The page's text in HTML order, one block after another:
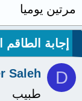
مرتين يوميا
إجابة الطاقم
D
Saleh
طبيب